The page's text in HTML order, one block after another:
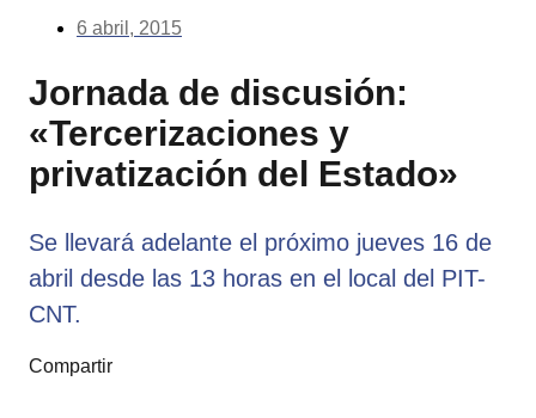
6 abril, 2015
Jornada de discusión:
«Tercerizaciones y
privatización del Estado»
Se llevará adelante el próximo jueves 16 de
abril desde las 13 horas en el local del PIT-
CNT.
Compartir